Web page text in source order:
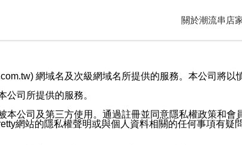
關於潮流串 店
網域名及次級網域名所提供的服務。本公司將以
司所提供的服務。
公司及第三方使用。通過註冊並同意隱私權政策和會
網站的隱私權聲明或與個人資料相關的任何事項有疑